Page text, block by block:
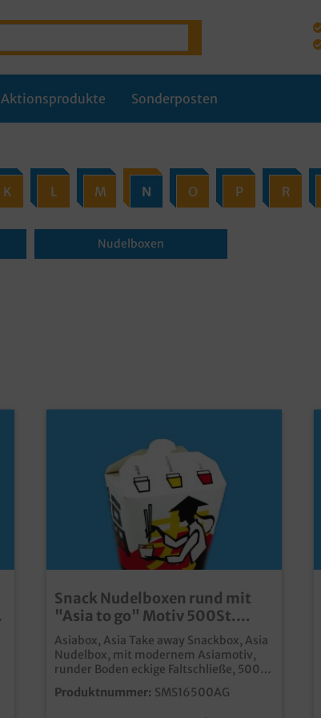
Aktionsprodukte Sonderposten
K L M N O P R
Nudelboxen
Snack Nudelboxen rund mit
"Asia to go" Motiv 500St.
versch. Größen wählbar
Asiabox, Asia Take away Snackbox, Asia
Nudelbox, mit modernem Asiamotiv,
runder Boden eckige Faltschließe, 500
Stück im Karton Heben Sie Ihren
Lieferdienst oder Ihr Take away
Produktnummer: SMS16500AG